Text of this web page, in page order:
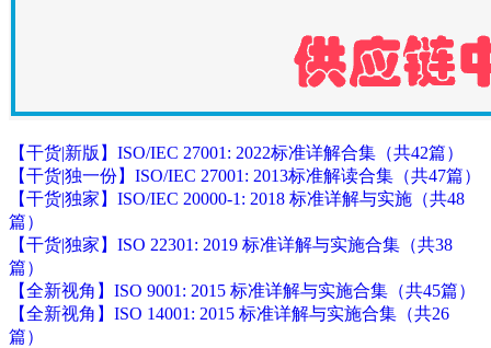
【干货|新版】ISO/IEC 27001: 2022标准详解合集（共42篇）
【干货|独一份】ISO/IEC 27001: 2013标准解读合集（共47篇）
【干货|独家】ISO/IEC 20000-1: 2018 标准详解与实施（共48
篇）
【干货|独家】ISO 22301: 2019 标准详解与实施合集（共38
篇）
【全新视角】ISO 9001: 2015 标准详解与实施合集（共45篇）
【全新视角】ISO 14001: 2015 标准详解与实施合集（共26
篇）